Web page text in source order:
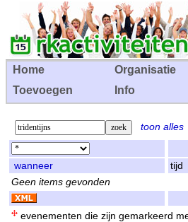
Home Organisatie
Toevoegen
Info
toon alles
wanneer tijd
Geen items gevonden
evenementen die zijn gemarkeerd